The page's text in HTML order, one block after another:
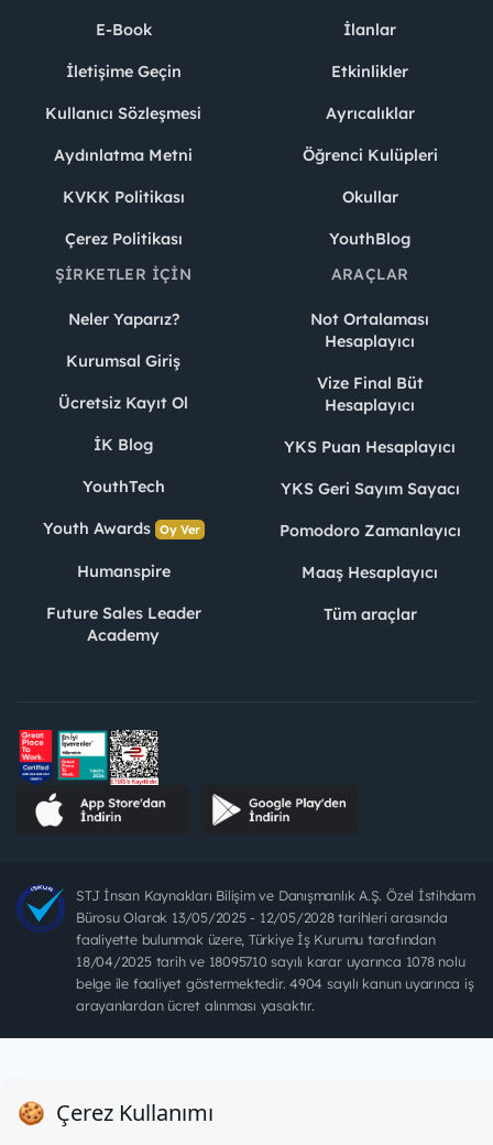
E-Book
İletişime Geçin
Kullanıcı Sözleşmesi
Aydınlatma Metni
KVKK Politikası
Çerez Politikası
İlanlar
Etkinlikler
Ayrıcalıklar
Öğrenci Kulüpleri
Okullar
YouthBlog
ŞIRKETLER İÇIN
Neler Yaparız?
Kurumsal Giriş
Ücretsiz Kayıt Ol
İK Blog
YouthTech
Youth Awards Oy Ver
Humanspire
Future Sales Leader
Academy
ARAÇLAR
Not Ortalaması
Hesaplayıcı
Vize Final Büt
Hesaplayıcı
YKS Puan Hesaplayıcı
YKS Geri Sayım Sayacı
Pomodoro Zamanlayıcı
Maaş Hesaplayıcı
Tüm araçlar
STJ İnsan Kaynakları Bilişim ve Danışmanlık A.Ş. Özel İstihdam
Bürosu Olarak 13/05/2025 - 12/05/2028 tarihleri arasında
faaliyette bulunmak üzere, Türkiye İş Kurumu tarafından
18/04/2025 tarih ve 18095710 sayılı karar uyarınca 1078 nolu
belge ile faaliyet göstermektedir. 4904 sayılı kanun uyarınca iş
arayanlardan ücret alınması yasaktır.